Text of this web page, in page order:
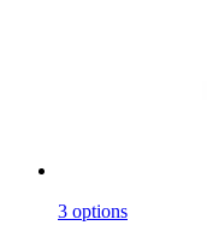
3 options